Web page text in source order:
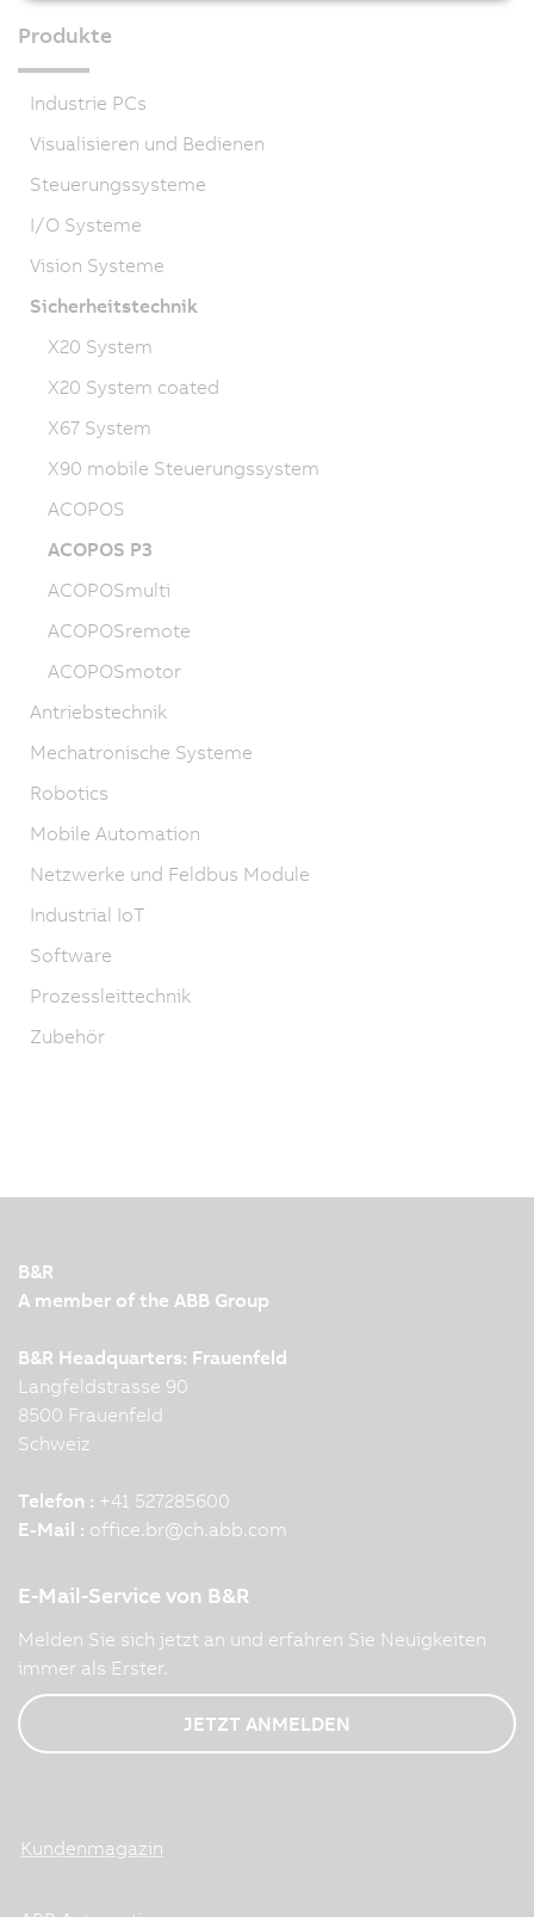
Produkte
Industrie PCs
Visualisieren und Bedienen
Steuerungssysteme
I/O Systeme
Vision Systeme
Sicherheitstechnik
X20 System
X20 System coated
X67 System
X90 mobile Steuerungssystem
ACOPOS
ACOPOS P3
ACOPOSmulti
ACOPOSremote
ACOPOSmotor
Antriebstechnik
Mechatronische Systeme
Robotics
Mobile Automation
Netzwerke und Feldbus Module
Industrial IoT
Software
Prozessleittechnik
Zubehör
B&R
A member of the ABB Group
B&R Headquarters: Frauenfeld
Langfeldstrasse 90
8500 Frauenfeld
Schweiz
Telefon : +41 527285600
E-Mail : office.br@ch.abb.com
E-Mail-Service von B&R
Melden Sie sich jetzt an und erfahren Sie Neuigkeiten
immer als Erster.
JETZT ANMELDEN
Kundenmagazin